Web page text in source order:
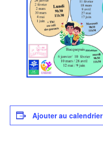
Ajouter au calendrier